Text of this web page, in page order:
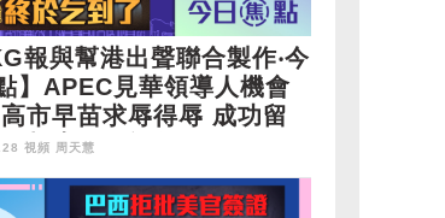
報與幫港出聲聯合製作‧今
】APEC見華領導人機會
市早苗求辱得辱 成功留
胡志偉終於乞到了
視頻 周天慧